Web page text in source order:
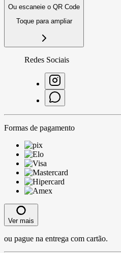
Ou escaneie o QR Code
Toque para ampliar
Redes Sociais
Formas de pagamento
Ver mais
ou pague na entrega com cartão.